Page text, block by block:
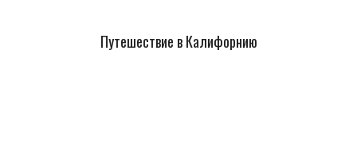
Путешествие в Калифорнию